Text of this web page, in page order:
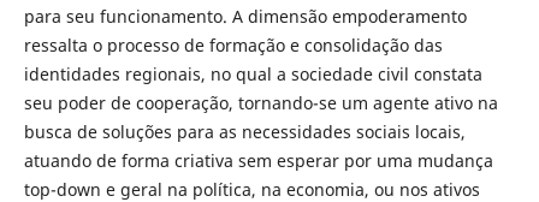
para seu funcionamento. A dimensão empoderamento
ressalta o processo de formação e consolidação das
identidades regionais, no qual a sociedade civil constata
seu poder de cooperação, tornando-se um agente ativo na
busca de soluções para as necessidades sociais locais,
atuando de forma criativa sem esperar por uma mudança
top-down e geral na política, na economia, ou nos ativos